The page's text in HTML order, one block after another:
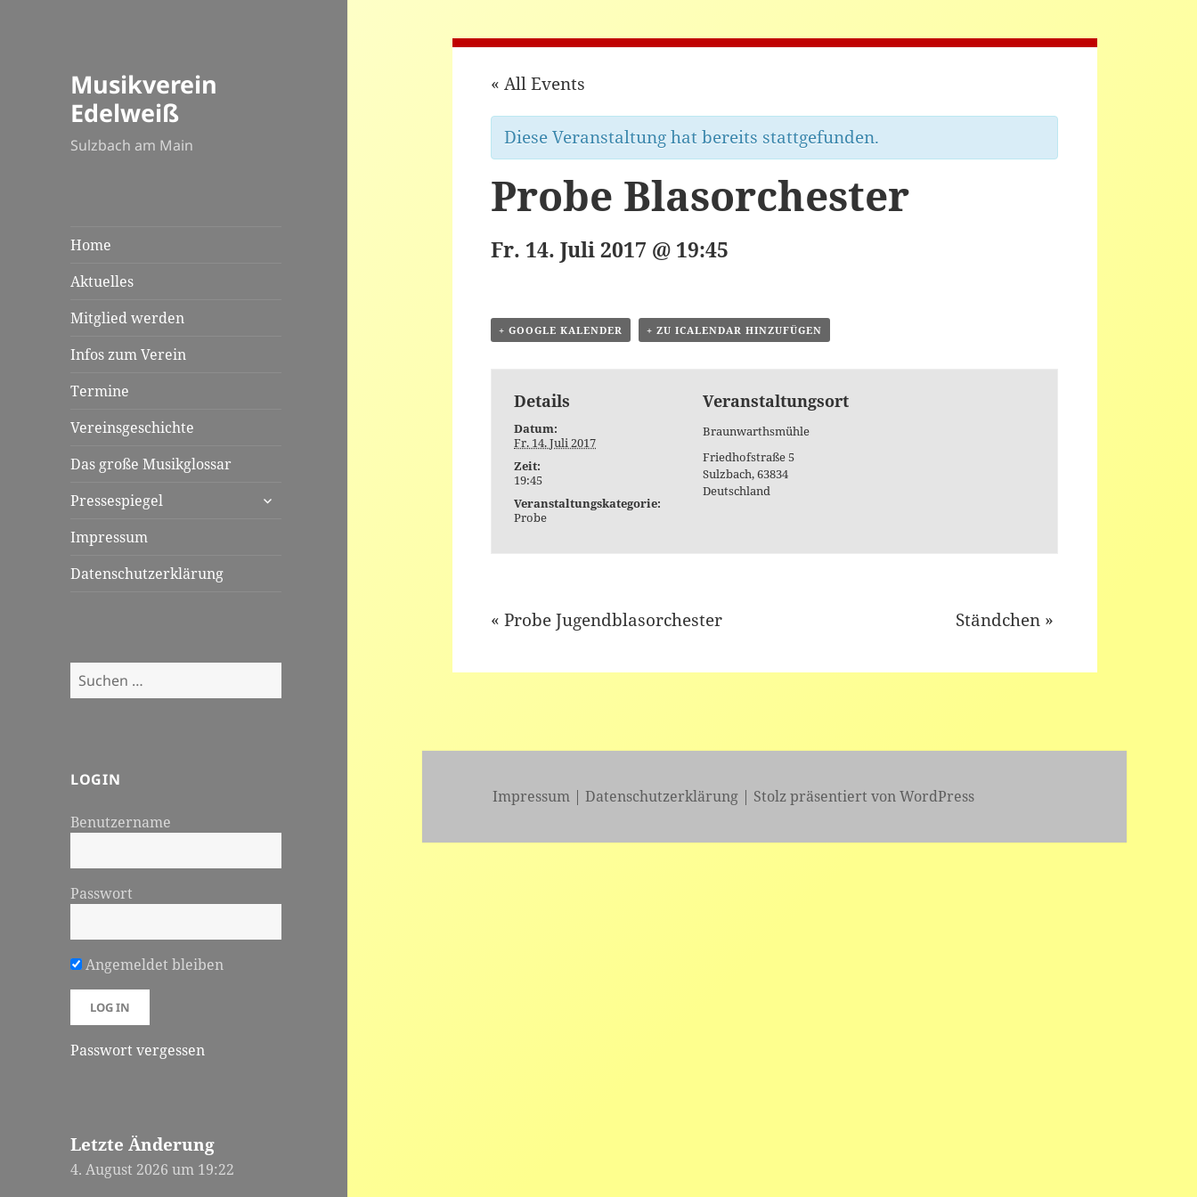
Musikverein
Edelweiß
Sulzbach am Main
Home
Aktuelles
Mitglied werden
Infos zum Verein
Termine
Vereinsgeschichte
Das große Musikglossar
Pressespiegel
untermenü
Impressum
Datenschutzerklärung
Suchen
nach:
LOGIN
Benutzername
Passwort
Angemeldet bleiben
Passwort vergessen
Letzte Änderung
4. August 2026 um 19:22
« All Events
Diese Veranstaltung hat bereits stattgefunden.
Probe Blasorchester
Fr. 14. Juli 2017 @ 19:45
+ GOOGLE KALENDER + ZU ICALENDAR HINZUFÜGEN
Details
Datum:
Fr. 14. Juli 2017
Zeit:
19:45
Veranstaltungskategorie:
Probe
Veranstaltungsort
Braunwarthsmühle
Friedhofstraße 5
Sulzbach,63834
Deutschland
Event
« Probe Jugendblasorchester Ständchen »
Impressum |Datenschutzerklärung | Stolz präsentiert von WordPress